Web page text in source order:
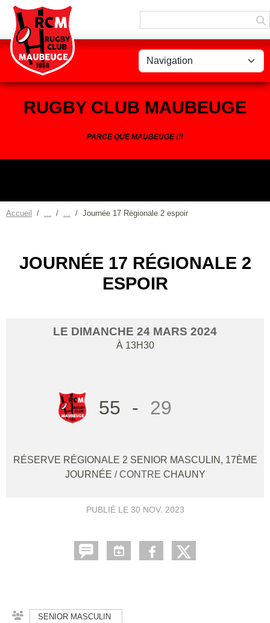
RUGBY CLUB MAUBEUGE
PARCE QUE MAUBEUGE !!!
Accueil Journée 17 Régionale 2 espoir
JOURNÉE 17 RÉGIONALE 2
ESPOIR
LE DIMANCHE 24 MARS 2024
À 13H30
55 - 29
RÉSERVE RÉGIONALE 2 SENIOR MASCULIN, 17ÈME
JOURNÉE / CONTRE CHAUNY
PUBLIÉ LE 30 NOV. 2023
SENIOR MASCULIN
Panneau de gestion des cookies